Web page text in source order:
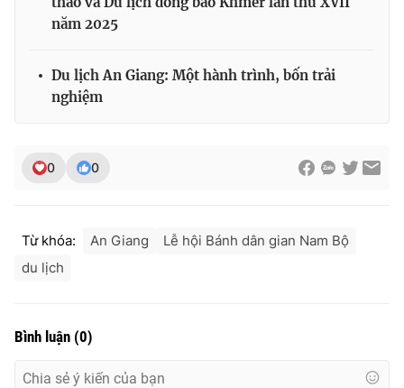
năm 2025
Du lịch An Giang: Một hành trình, bốn trải
nghiệm
0 0
Từ khóa: An Giang
Lễ hội Bánh dân gian Nam Bộ
du lịch
Bình luận (0)